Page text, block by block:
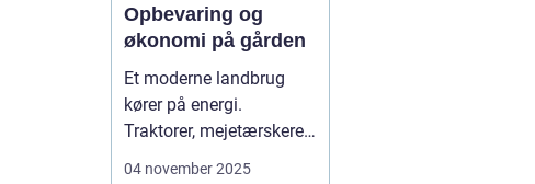
Opbevaring og
økonomi på gården
Et moderne landbrug
kører på energi.
Traktorer, mejetærskere,
transport, tørring af korn
04 november 2025